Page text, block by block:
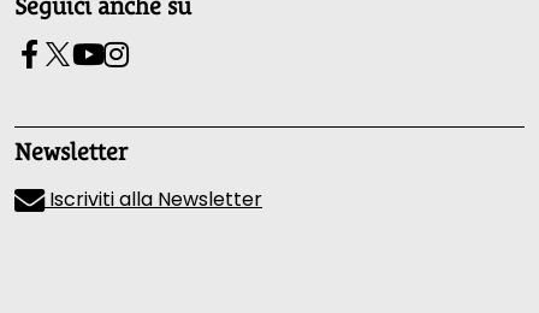
Seguici anche su
Newsletter
Iscriviti alla Newsletter